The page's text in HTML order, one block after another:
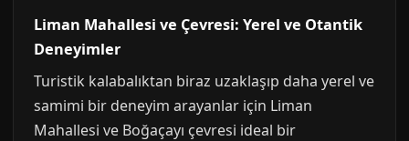
Liman Mahallesi ve Çevresi: Yerel ve Otantik
Deneyimler
Turistik kalabalıktan biraz uzaklaşıp daha yerel ve
samimi bir deneyim arayanlar için Liman
Mahallesi ve Boğaçayı çevresi ideal bir